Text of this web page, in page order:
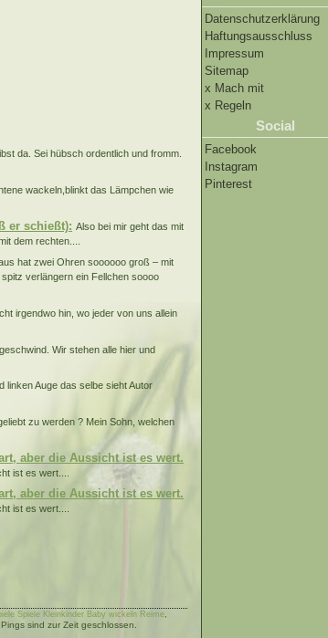
Datenschutzerklärung
Haftungsausschluss
Impressum
Sitemap
x Mach mit
x Regeln
Social
Facebook
Instagram
Pinterest
da. Sei hübsch ordentlich und fromm.
wackeln,blinkt das Lämpchen wie
er schießt): Also bei mir geht das mit
dem rechten....
hat zwei Ohren soooooo groß – mit
verlängern ein Fellchen soooo
irgendwo hin, wo jeder von uns allein
Wir stehen alle hier und
linken Auge das selbe sieht Autor
zu werden ? Mein Sohn, welchen
aber die Aussicht ist es wert.
ist es wert....
aber die Aussicht ist es wert.
ist es wert....
Spiele Kleinkinder Baby wickeln Reime
sind zur Zeit geschlossen.